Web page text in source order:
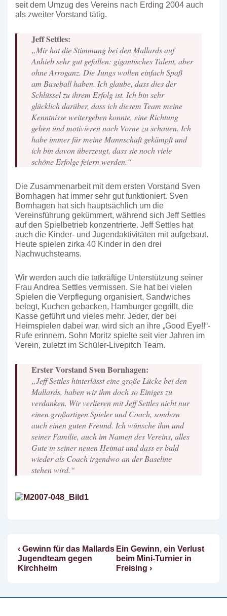
seit dem Umzug des Vereins nach Erding 2004 auch
als zweiter Vorstand tätig.
Jeff Settles:
„Mir hat die Stimmung bei den Mallards auf
Anhieb sehr gut gefallen: gigantisches Talent, aber
ohne Arroganz. Die Jungs wollen einfach Spaß
am Baseball haben. Ich glaube, dass dies der
Schlüssel zu ihrem Erfolg ist. Ich bin sehr
glücklich darüber, dass ich diesem Team meine
Kenntnisse weitergeben konnte, eine Richtung
geben und motivieren nach Vorne zu schauen. Ich
habe immer für meine Mannschaft gekämpft und
ich bin davon überzeugt, dass sie noch viele
schöne Erfolge feiern werden.“
Die Zusammenarbeit mit dem ersten Vorstand Sven
Bornhagen hat immer sehr gut funktioniert. Sven
Bornhagen hat sich hauptsächlich um die
Vereinsführung gekümmert, während sich Jeff Settles
auf den Spielbetrieb konzentrierte. Jeff Settles hat
auch die Kinder- und Jugendaktivitäten mit aufgebaut.
Heute spielen zirka 40 Kinder in den drei
Nachwuchsteams.
Wir werden auch die tatkräftige Unterstützung seiner
Frau Andrea Settles vermissen. Sie hat bei vielen
Spielen die Verpflegung organisiert, Sandwiches
belegt, Kuchen gebacken, Hamburger gegrillt, die
Kasse geführt und vieles mehr. Jeder, der bei
Heimspielen dabei war, wird sich an ihre „Good Eye!!“-
Rufe erinnern. Sohn Moritz spielte seit vier Jahren im
Verein, zuletzt im Schüler-Livepitch Team.
Erster Vorstand Sven Bornhagen:
„Jeff Settles hinterlässt eine große Lücke bei den
Mallards, haben wir ihm doch so Einiges zu
verdanken. Wir verlieren mit Jeff Settles nicht nur
einen großartigen Spieler und Coach, sondern
auch einen guten Freund. Ich wünsche ihm und
seiner Familie, auch im Namen des Vereins, alles
Gute in seiner neuen Heimat und dass er bald
wieder als Coach irgendwo an der Baseline
stehen wird.“
Beitragsnavigation
Vorheriger
Beitrag
ist
‹ Gewinn für das Mallards
Jugendteam gegen
Kirchheim
Nächster
Beitrag
ist
Ein Gewinn, ein Verlust
beim Mini-Turnier in
Freising ›